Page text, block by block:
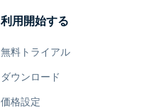
利用開始する
無料トライアル
ダウンロード
価格設定